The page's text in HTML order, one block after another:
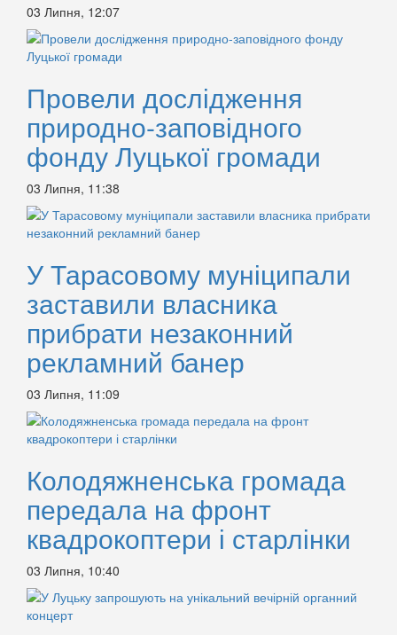
03 Липня, 12:07
Провели дослідження
природно-заповідного
фонду Луцької громади
03 Липня, 11:38
У Тарасовому муніципали
заставили власника
прибрати незаконний
рекламний банер
03 Липня, 11:09
Колодяжненська громада
передала на фронт
квадрокоптери і старлінки
03 Липня, 10:40